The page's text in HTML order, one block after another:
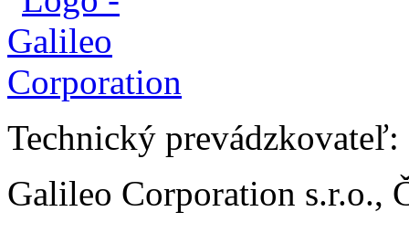
Technický prevádzkovateľ:
Galileo Corporation s.r.o.,